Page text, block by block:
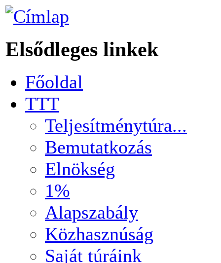
Elsődleges linkek
Főoldal
TTT
Teljesítménytúra...
Bemutatkozás
Elnökség
1%
Alapszabály
Közhasznúság
Saját túráink